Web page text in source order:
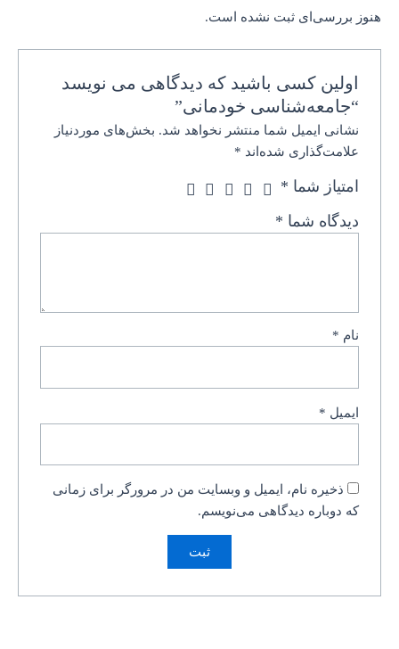
هنوز بررسی‌ای ثبت نشده است.
اولین کسی باشید که دیدگاهی می نویسد
“جامعه‌شناسی خودمانی”
نشانی ایمیل شما منتشر نخواهد شد. بخش‌های موردنیاز
علامت‌گذاری شده‌اند *
امتیاز شما *
دیدگاه شما *
نام *
ایمیل *
ذخیره نام، ایمیل و وبسایت من در مرورگر برای زمانی
که دوباره دیدگاهی می‌نویسم.